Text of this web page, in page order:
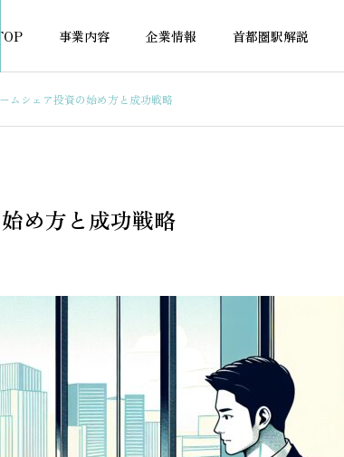
TOP 事業内容 企業情報 首都圏駅解説
農地転用と住宅ローン審査｜
点
解説
ムシェア投資の始め方と成功戦略
め方と成功戦略